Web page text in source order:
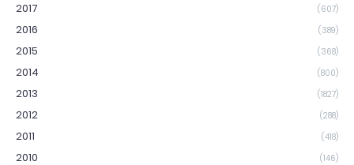
2017 (607)
2016 (389)
2015 (368)
2014 (800)
2013 (1827)
2012 (288)
2011 (418)
2010 (146)